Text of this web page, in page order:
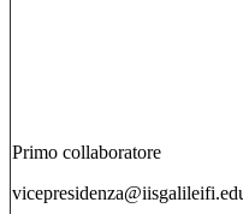
Primo collaboratore